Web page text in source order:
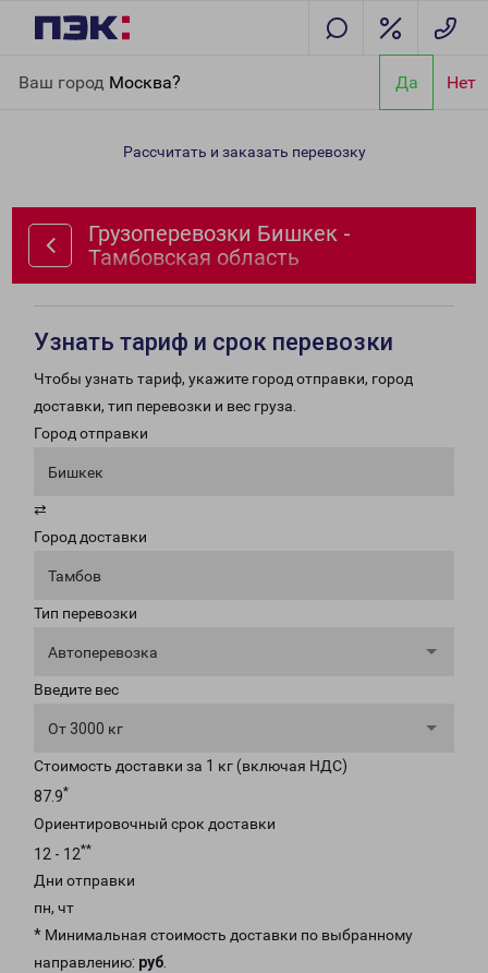
Ваш город Москва? Да Нет
область
Рассчитать и заказать перевозку
Грузоперевозки Бишкек -
Тамбовская область
Узнать тариф и срок перевозки
Чтобы узнать тариф, укажите город отправки, город
доставки, тип перевозки и вес груза.
Город отправки
Бишкек
⇄
Город доставки
Тамбов
Тип перевозки
Автоперевозка
Введите вес
От 3000 кг
Стоимость доставки за 1 кг (включая НДС)
87.9*
Ориентировочный срок доставки
12 - 12**
Дни отправки
пн, чт
* Минимальная стоимость доставки по выбранному
направлению: руб.